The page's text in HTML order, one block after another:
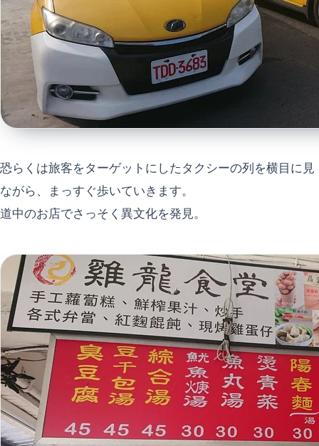
恐らくは旅客をターゲットにしたタクシーの列を横目に見
ながら、まっすぐ歩いていきます。
道中のお店でさっそく異文化を発見。